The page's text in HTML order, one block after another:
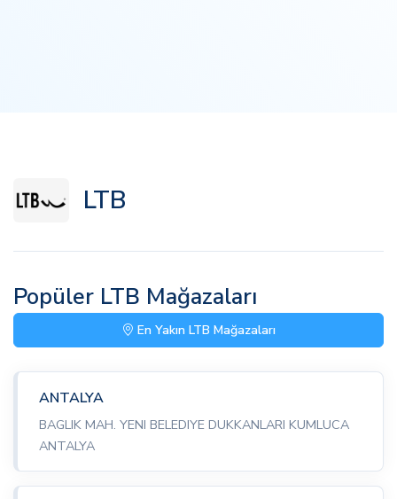
LTB
Popüler LTB Mağazaları
En Yakın LTB Mağazaları
ANTALYA
BAGLIK MAH. YENI BELEDIYE DUKKANLARI KUMLUCA
ANTALYA